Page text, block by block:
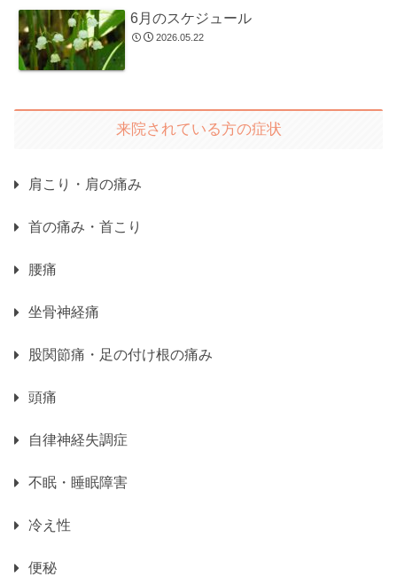
6月のスケジュール
2026.05.22
来院されている方の症状
肩こり・肩の痛み
首の痛み・首こり
腰痛
坐骨神経痛
股関節痛・足の付け根の痛み
頭痛
自律神経失調症
不眠・睡眠障害
冷え性
便秘